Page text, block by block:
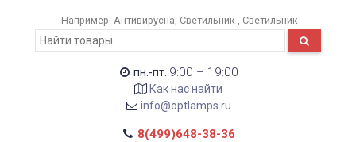
Например: Антивирусна Светильник- Светильник-
пн.-пт. 9:00 – 19:00
Как нас найти
info@optlamps.ru
8(499)648-38-36